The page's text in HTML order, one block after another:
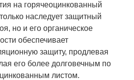
на горячеоцинкованный
наследует защитный
но и его органическое
обеспечивает
защиту, продлевая
его более долговечным по
листом.